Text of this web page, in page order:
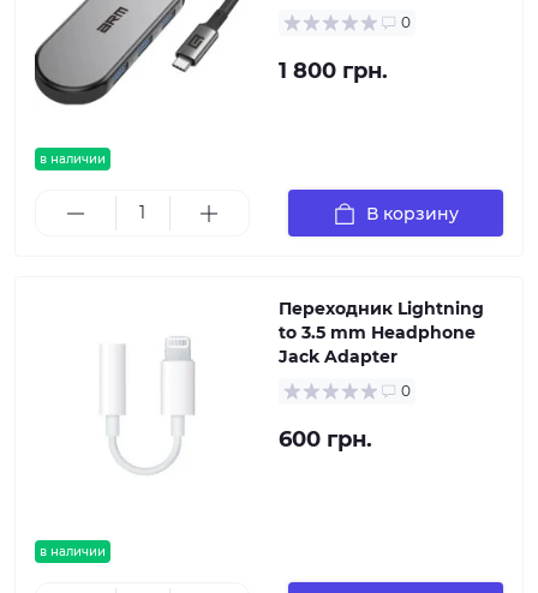
в наличии
0
1 800 грн.
В корзину
в наличии
Переходник Lightning
to 3.5 mm Headphone
Jack Adapter
0
600 грн.